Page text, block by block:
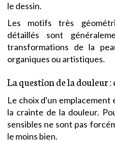
le dessin.
Les motifs très
détaillés sont
transformations de la
organiques ou artistiques.
La question de la douleur
Le choix d'un
la crainte de la douleur.
sensibles ne sont pas
le moins bien.